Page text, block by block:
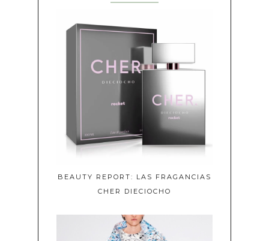
BEAUTY REPORT: LAS FRAGANCIAS
CHER DIECIOCHO